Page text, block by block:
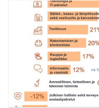
Kumppanuuden
ratkaisuja hyvinvoinnin,
elämäntavan alueille
asemaa
keskittymänä.